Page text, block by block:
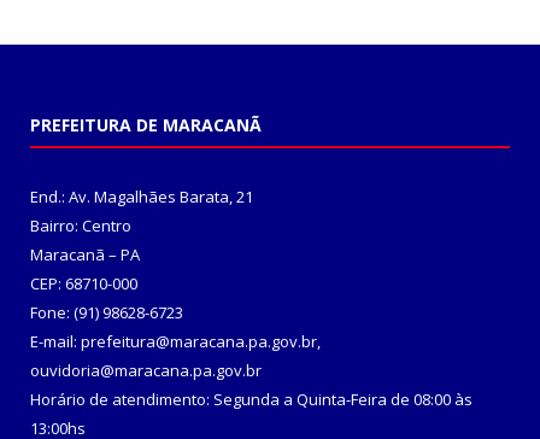
PREFEITURA DE MARACANÃ
End.: Av. Magalhães Barata, 21
Bairro: Centro
Maracanã – PA
CEP: 68710-000
Fone: (91) 98628-6723
E-mail: prefeitura@maracana.pa.gov.br,
ouvidoria@maracana.pa.gov.br
Horário de atendimento: Segunda a Quinta-Feira de 08:00 às
13:00hs